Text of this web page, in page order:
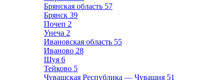
Брянская область 57
Брянск 39
Почеп 2
Унеча 2
Ивановская область 55
Иваново 28
Шуя 6
Тейково 5
Чувашская Республика — Чувашия 51